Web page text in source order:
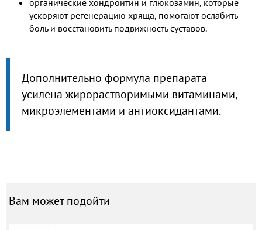
органические хондроитин и глюкозамин, которые
ускоряют регенерацию хряща, помогают ослабить
боль и восстановить подвижность суставов.
Дополнительно формула препарата
усилена жирорастворимыми витаминами,
микроэлементами и антиоксидантами.
Вам может подойти